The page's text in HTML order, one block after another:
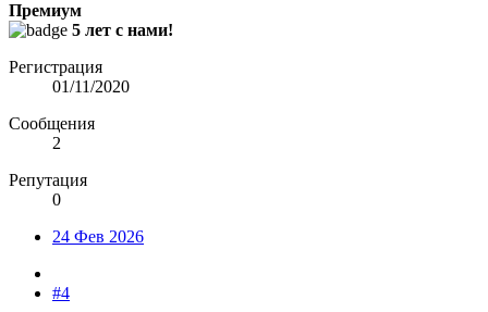
Премиум
5 лет с нами!
Регистрация
01/11/2020
Сообщения
2
Репутация
0
24 Фев 2026
#4